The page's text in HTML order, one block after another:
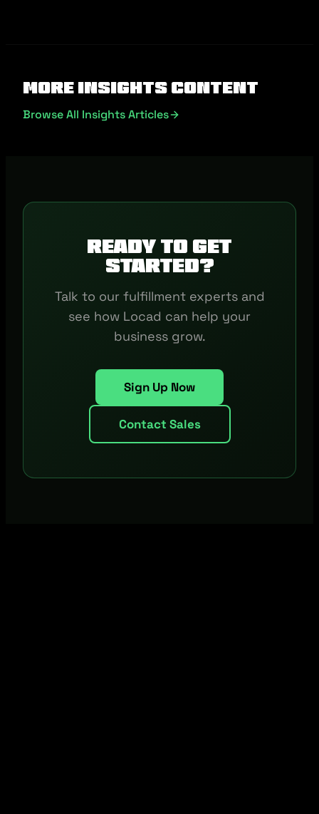
More Insights Content
Browse All Insights Articles
Ready to get
started?
Talk to our fulfillment experts and
see how Locad can help your
business grow.
Sign Up Now
Contact Sales